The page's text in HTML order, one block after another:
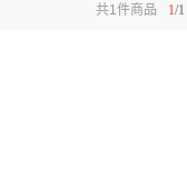
1/1
共1件商品